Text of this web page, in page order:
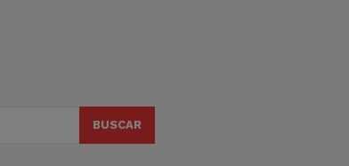
BUSCAR